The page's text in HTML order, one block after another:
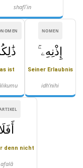
shafīʿin
NOMEN
إِذْنِهِۦ ۚ
Seiner Erlaubnis
idh'nihi
ist
أَفَلَا
denn nicht
afalā